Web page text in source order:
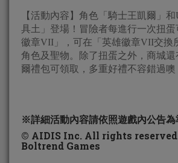
【活動內容】角色「騎士王凱爾」
具土」登場！冒險者每進行一次扭
徽章VII」，可在「英雄徽章VII交換
角色及聖物。除了扭蛋之外，商城還
爾禮包可領取，多重好禮不容錯過噢
※詳細活動內容請依照遊戲內公告為
© AIDIS Inc. All rights
Boltrend Games